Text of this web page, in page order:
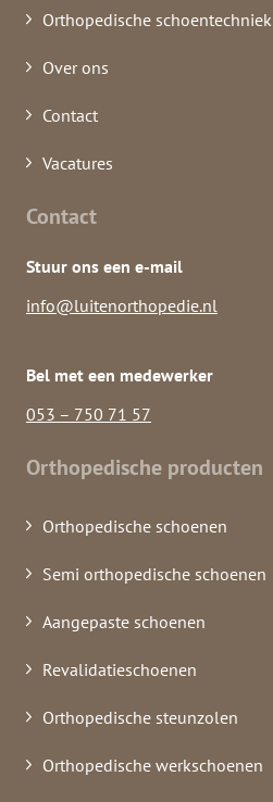
Orthopedische schoentechniek
Over ons
Contact
Vacatures
Contact
Stuur ons een e-mail
info@luitenorthopedie.nl
Bel met een medewerker
053 – 750 71 57
Orthopedische producten
Orthopedische schoenen
Semi orthopedische schoenen
Aangepaste schoenen
Revalidatieschoenen
Orthopedische steunzolen
Orthopedische werkschoenen